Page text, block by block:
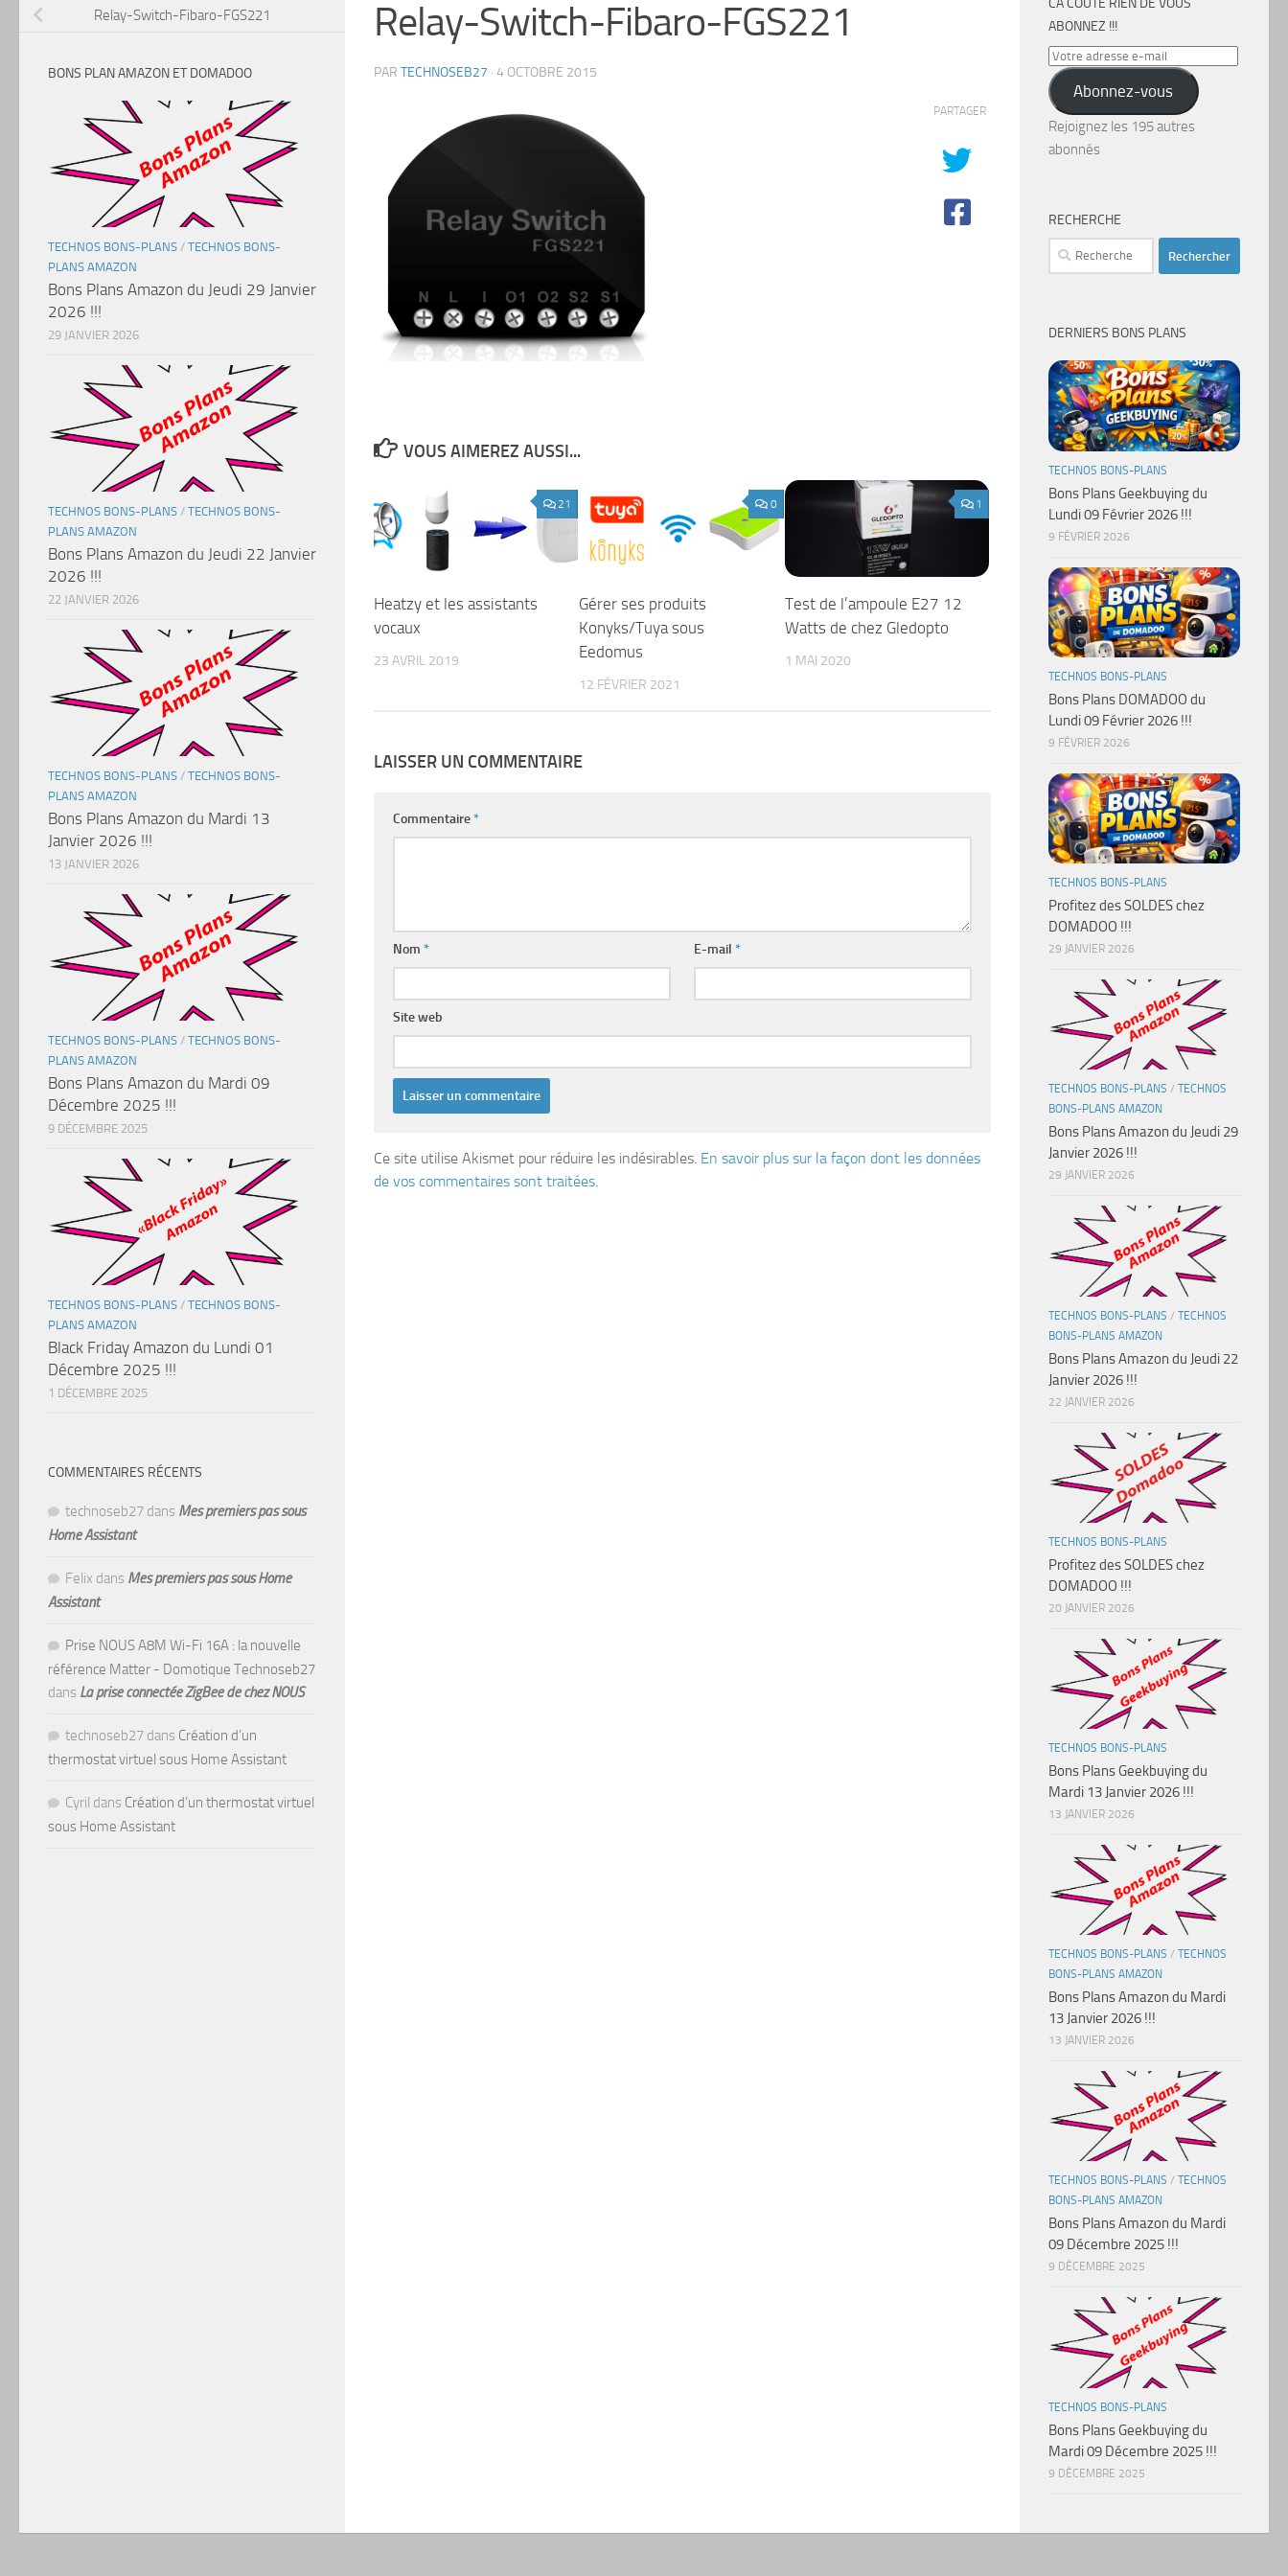
Relay-Switch-Fibaro-FGS221
PAR TECHNOSEB27 · 4 OCTOBRE 2015
PARTAGER
VOUS AIMEREZ AUSSI...
21
Heatzy et les assistants
vocaux
23 AVRIL 2019
0
Gérer ses produits
Konyks/Tuya sous
Eedomus
12 FÉVRIER 2021
1
Test de l’ampoule E27 12
Watts de chez Gledopto
1 MAI 2020
LAISSER UN COMMENTAIRE
Commentaire*
Nom * E-mail*
Site web
Ce site utilise Akismet pour réduire les indésirables. En savoir plus sur la façon dont les données
de vos commentaires sont traitées
Relay-Switch-Fibaro-FGS221
BONS PLAN AMAZON ET DOMADOO
TECHNOS BONS-PLANS / TECHNOS BONS-
PLANS AMAZON
Bons Plans Amazon du Jeudi 29 Janvier
2026 !!!
29 JANVIER 2026
TECHNOS BONS-PLANS / TECHNOS BONS-
PLANS AMAZON
Bons Plans Amazon du Jeudi 22 Janvier
2026 !!!
22 JANVIER 2026
TECHNOS BONS-PLANS / TECHNOS BONS-
PLANS AMAZON
Bons Plans Amazon du Mardi 13
Janvier 2026 !!!
13 JANVIER 2026
TECHNOS BONS-PLANS / TECHNOS BONS-
PLANS AMAZON
Bons Plans Amazon du Mardi 09
Décembre 2025 !!!
9 DÉCEMBRE 2025
TECHNOS BONS-PLANS / TECHNOS BONS-
PLANS AMAZON
Black Friday Amazon du Lundi 01
Décembre 2025 !!!
1 DÉCEMBRE 2025
COMMENTAIRES RÉCENTS
technoseb27 dans Mes premiers pas sous
Home Assistant
Felix dans Mes premiers pas sous Home
Assistant
Prise NOUS A8M Wi-Fi 16A : la nouvelle
référence Matter - Domotique Technoseb27
dans La prise connectée ZigBee de chez NOUS
technoseb27 dans Création d’un
thermostat virtuel sous Home Assistant
Cyril dans Création d’un thermostat virtuel
sous Home Assistant
CA COÛTE RIEN DE VOUS
ABONNEZ !!!
Votre
adresse
e-
mail
Abonnez-vous
Rejoignez les 195 autres
abonnés
RECHERCHE
Rechercher :
DERNIERS BONS PLANS
TECHNOS BONS-PLANS
Bons Plans Geekbuying du
Lundi 09 Février 2026 !!!
9 FÉVRIER 2026
TECHNOS BONS-PLANS
Bons Plans DOMADOO du
Lundi 09 Février 2026 !!!
9 FÉVRIER 2026
TECHNOS BONS-PLANS
Profitez des SOLDES chez
DOMADOO !!!
29 JANVIER 2026
TECHNOS BONS-PLANS / TECHNOS
BONS-PLANS AMAZON
Bons Plans Amazon du Jeudi 29
Janvier 2026 !!!
29 JANVIER 2026
TECHNOS BONS-PLANS / TECHNOS
BONS-PLANS AMAZON
Bons Plans Amazon du Jeudi 22
Janvier 2026 !!!
22 JANVIER 2026
TECHNOS BONS-PLANS
Profitez des SOLDES chez
DOMADOO !!!
20 JANVIER 2026
TECHNOS BONS-PLANS
Bons Plans Geekbuying du
Mardi 13 Janvier 2026 !!!
13 JANVIER 2026
TECHNOS BONS-PLANS / TECHNOS
BONS-PLANS AMAZON
Bons Plans Amazon du Mardi
13 Janvier 2026 !!!
13 JANVIER 2026
TECHNOS BONS-PLANS / TECHNOS
BONS-PLANS AMAZON
Bons Plans Amazon du Mardi
09 Décembre 2025 !!!
9 DÉCEMBRE 2025
TECHNOS BONS-PLANS
Bons Plans Geekbuying du
Mardi 09 Décembre 2025 !!!
9 DÉCEMBRE 2025